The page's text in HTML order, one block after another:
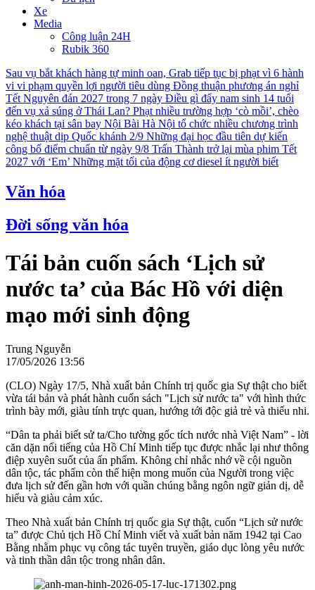
Xe
Media
Công luận 24H
Rubik 360
Sau vụ bắt khách hàng tự minh oan, Grab tiếp tục bị phạt vì 6 hành
vi vi phạm quyền lợi người tiêu dùng Đồng thuận phương án nghỉ
Tết Nguyên đán 2027 trong 7 ngày Điều gì đẩy nam sinh 14 tuổi
đến vụ xả súng ở Thái Lan? Phạt nhiều trường hợp ‘cò mồi’, chèo
kéo khách tại sân bay Nội Bài Hà Nội tổ chức nhiều chương trình
nghệ thuật dịp Quốc khánh 2/9 Những đại học đầu tiên dự kiến
công bố điểm chuẩn từ ngày 9/8 Trấn Thành trở lại mùa phim Tết
2027 với ‘Em’ Những mặt tối của động cơ diesel ít người biết
Văn hóa
Đời sống văn hóa
Tái bản cuốn sách ‘Lịch sử
nước ta’ của Bác Hồ với diện
mạo mới sinh động
Trung Nguyễn
17/05/2026 13:56
(CLO) Ngày 17/5, Nhà xuất bản Chính trị quốc gia Sự thật cho biết
vừa tái bản và phát hành cuốn sách "Lịch sử nước ta" với hình thức
trình bày mới, giàu tính trực quan, hướng tới độc giả trẻ và thiếu nhi.
“Dân ta phải biết sử ta/Cho tường gốc tích nước nhà Việt Nam” - lời
căn dặn nổi tiếng của Hồ Chí Minh tiếp tục được nhắc lại như thông
điệp xuyên suốt của ấn phẩm. Không chỉ nhắc nhớ về cội nguồn
dân tộc, tác phẩm còn thể hiện mong muốn của Người trong việc
đưa lịch sử đến gần hơn với quần chúng bằng ngôn ngữ giản dị, dễ
hiểu và giàu cảm xúc.
Theo Nhà xuất bản Chính trị quốc gia Sự thật, cuốn “Lịch sử nước
ta” được Chủ tịch Hồ Chí Minh viết và xuất bản năm 1942 tại Cao
Bằng nhằm phục vụ công tác tuyên truyền, giáo dục lòng yêu nước
và tinh thần dân tộc trong nhân dân.